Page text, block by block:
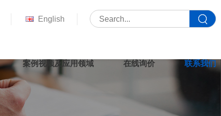
English
案例视频及应用领域 在线询价 联系我们